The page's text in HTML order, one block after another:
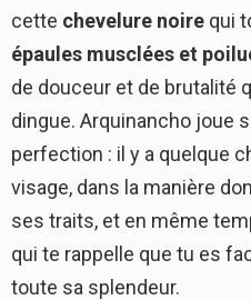
cette chevelure noire qui
épaules musclées et
de douceur et de brutalité
dingue. Arquinancho joue
perfection : il y a quelque
visage, dans la manière
ses traits, et en même
qui te rappelle que tu es
toute sa splendeur.